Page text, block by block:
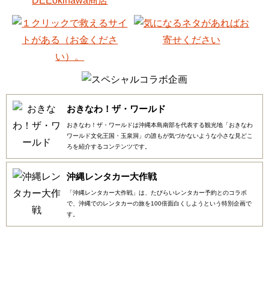
おきなわ！ザ・ワールド
おきなわ！ザ・ワールドは沖縄本島南部を代表する観光地「おきなわ
ワールド文化王国・玉泉洞」の誰もが気づかないような小さな見どこ
ろを紹介するコンテンツです。
沖縄レンタカー大作戦
「沖縄レンタカー大作戦」は、たびらいレンタカー予約とのコラボ
で、沖縄でのレンタカーの旅を100倍面白くしようという特別企画で
す。